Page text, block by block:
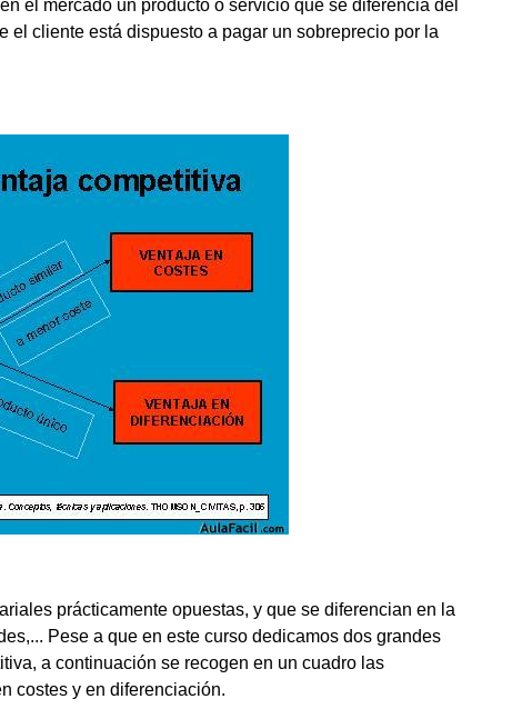
el mercado un producto o servicio que se diferencia del
el cliente está dispuesto a pagar un sobreprecio por la
prácticamente opuestas, y que se diferencian en la
Pese a que en este curso dedicamos dos grandes
a continuación se recogen en un cuadro las
costes y en diferenciación.